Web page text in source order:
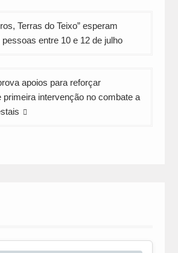
Terras do Teixo” esperam
entre 10 e 12 de julho
apoios para reforçar
primeira intervenção no combate a